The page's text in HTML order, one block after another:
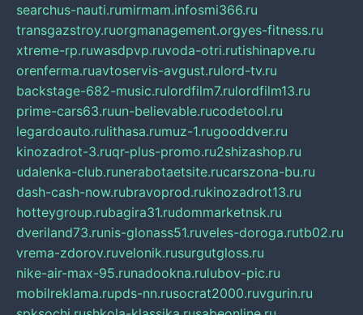
searchus-nauti.rumirmam.infosmi366.ru
transgazstroy.ruorgmanagement.orgyes-fitness.ru
xtreme-rp.ruwasdpvp.ruvoda-otri.rutishinapve.ru
orenferma.ruavtoservis-avgust.rulord-tv.ru
backstage-682-music.rulordfilm7.rulordfilm13.ru
prime-cars63.ruun-believable.rucodetool.ru
legardoauto.rulithasa.rumuz-1.rugooddver.ru
kinozadrot-3.ruqr-plus-promo.ru2shizashop.ru
udalenka-club.runerabotaetsite.rucarszona-bu.ru
dash-cash-now.rubravoprod.rukinozadrot13.ru
hotteygroup.rubagira31.rudommarketnsk.ru
dveriland73.runis-glonass51.ruveles-doroga.rutb02.ru
vrema-zdorov.ruvelonik.rusurgutgloss.ru
nike-air-max-95.runadookna.rulubov-pic.ru
mobilreklama.rupds-nn.rusocrat2000.ruvgurin.ru